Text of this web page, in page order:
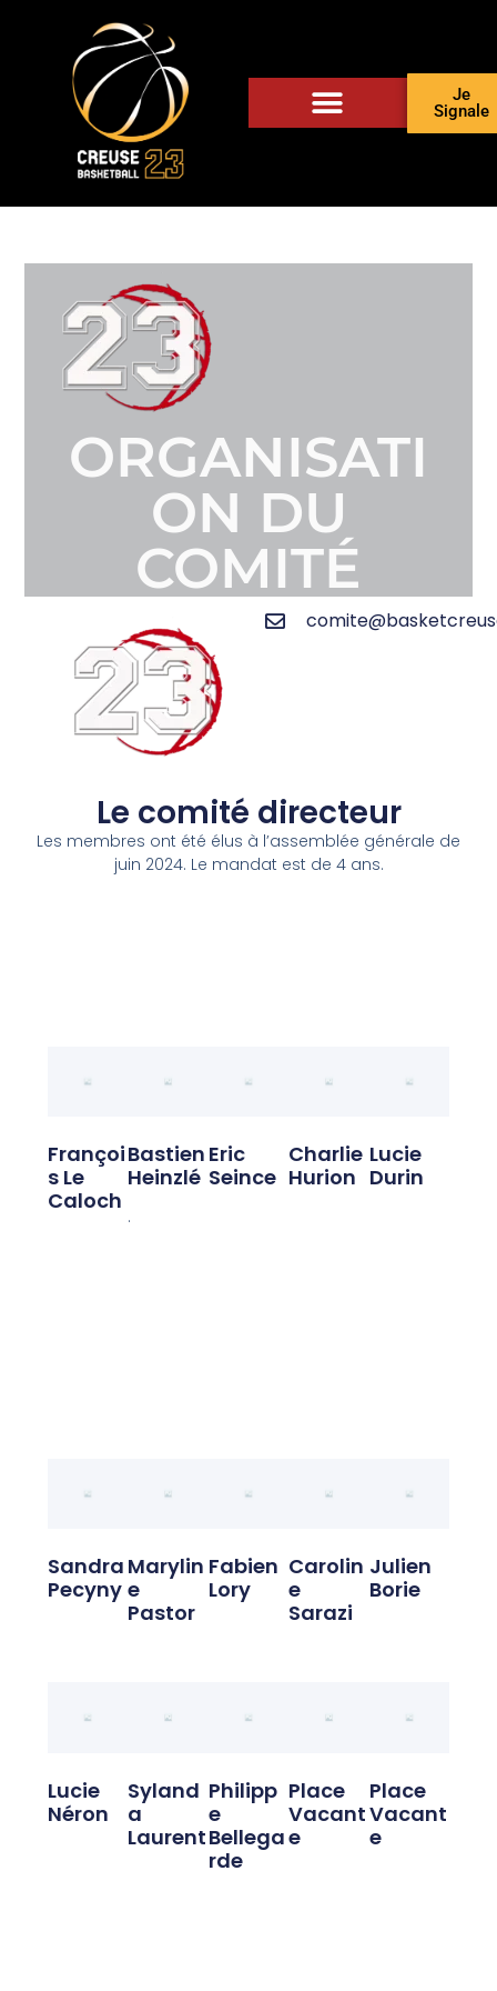
Je
Signale
ORGANISATI
ON DU
COMITÉ
Le comité directeur
Les membres ont été élus à l’assemblée générale de
juin 2024. Le mandat est de 4 ans.
Françoi
S Le
Caloch
Bastien
Heinzlé
.
Eric
Seince
Charlie
Hurion
Lucie
Durin
Sandra
Pecyny
Marylin
E
Pastor
Fabien
Lory
Carolin
E
Sarazi
Julien
Borie
Lucie
Néron
Syland
A
Laurent
Philipp
E
Bellega
Rde
Place
Vacant
E
Place
Vacant
E